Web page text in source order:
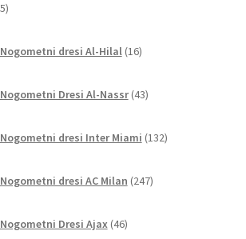
izdelkov
Nogometni dresi Al-Hilal 16izdelkov
Nogometni Dresi Al-Nassr 43izdelkov
Nogometni dresi Inter Miami 132izdelkov
Nogometni dresi AC Milan 247izdelkov
Nogometni Dresi Ajax 46izdelkov